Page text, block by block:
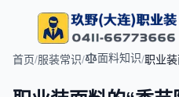
首页/服装常识/ 面料知识/职业装